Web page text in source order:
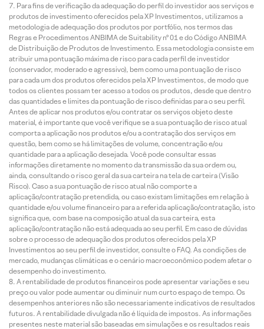
Para fins de verificação da adequação do perfil do investidor aos serviços e
produtos de investimento oferecidos pela XP Investimentos, utilizamos a
metodologia de adequação dos produtos por portfólio, nos termos das
Regras e Procedimentos ANBIMA de Suitability nº 01 e do Código ANBIMA
de Distribuição de Produtos de Investimento. Essa metodologia consiste em
atribuir uma pontuação máxima de risco para cada perfil de investidor
(conservador, moderado e agressivo), bem como uma pontuação de risco
para cada um dos produtos oferecidos pela XP Investimentos, de modo que
todos os clientes possam ter acesso a todos os produtos, desde que dentro
das quantidades e limites da pontuação de risco definidas para o seu perfil.
Antes de aplicar nos produtos e/ou contratar os serviços objeto deste
material, é importante que você verifique se a sua pontuação de risco atual
comporta a aplicação nos produtos e/ou a contratação dos serviços em
questão, bem como se há limitações de volume, concentração e/ou
quantidade para a aplicação desejada. Você pode consultar essas
informações diretamente no momento da transmissão da sua ordem ou,
ainda, consultando o risco geral da sua carteira na tela de carteira (Visão
Risco). Caso a sua pontuação de risco atual não comporte a
aplicação/contratação pretendida, ou caso existam limitações em relação à
quantidade e/ou volume financeiro para a referida aplicação/contratação, isto
significa que, com base na composição atual da sua carteira, esta
aplicação/contratação não está adequada ao seu perfil. Em caso de dúvidas
sobre o processo de adequação dos produtos oferecidos pela XP
Investimentos ao seu perfil de investidor, consulte o FAQ. As condições de
mercado, mudanças climáticas e o cenário macroeconômico podem afetar o
desempenho do investimento.
A rentabilidade de produtos financeiros pode apresentar variações e seu
preço ou valor pode aumentar ou diminuir num curto espaço de tempo. Os
desempenhos anteriores não são necessariamente indicativos de resultados
futuros. A rentabilidade divulgada não é líquida de impostos. As informações
presentes neste material são baseadas em simulações e os resultados reais